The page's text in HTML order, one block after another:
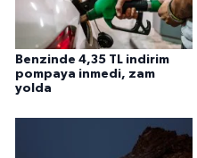
Benzinde 4,35 TL indirim
pompaya inmedi, zam
yolda